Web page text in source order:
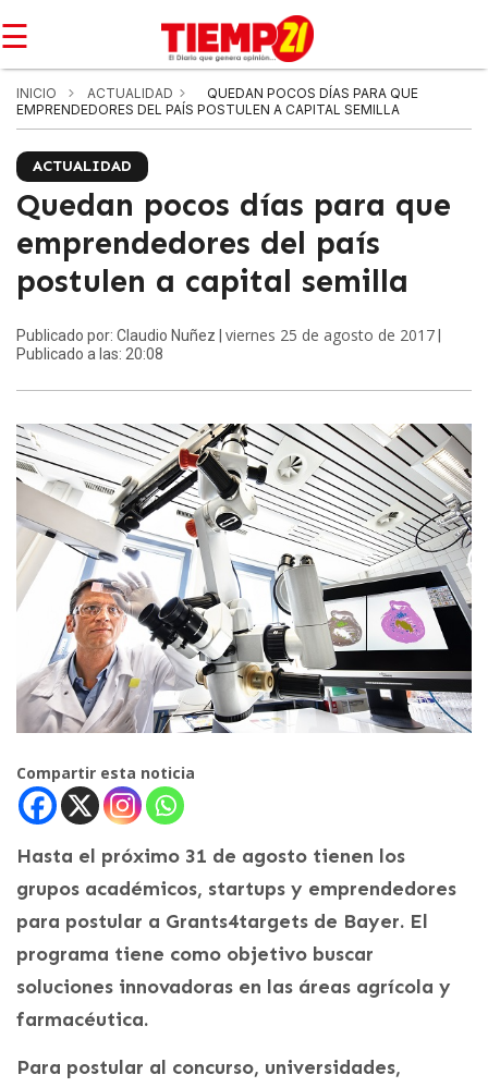
☰
INICIO ACTUALIDAD
QUEDAN POCOS DÍAS PARA QUE
EMPRENDEDORES DEL PAÍS POSTULEN A CAPITAL SEMILLA
ACTUALIDAD
Quedan pocos días para que
emprendedores del país
postulen a capital semilla
Publicado por: Claudio Nuñez | viernes 25 de agosto de 2017
Publicado a las: 20:08
Compartir esta noticia
Hasta el próximo 31 de agosto tienen los
grupos académicos, startups y emprendedores
para postular a Grants4targets de Bayer. El
programa tiene como objetivo buscar
soluciones innovadoras en las áreas agrícola y
farmacéutica.
Para postular al concurso, universidades,